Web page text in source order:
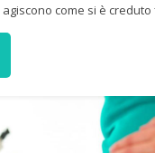
agiscono come si è